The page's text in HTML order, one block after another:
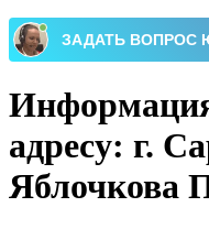
адресу: г.
Яблочкова